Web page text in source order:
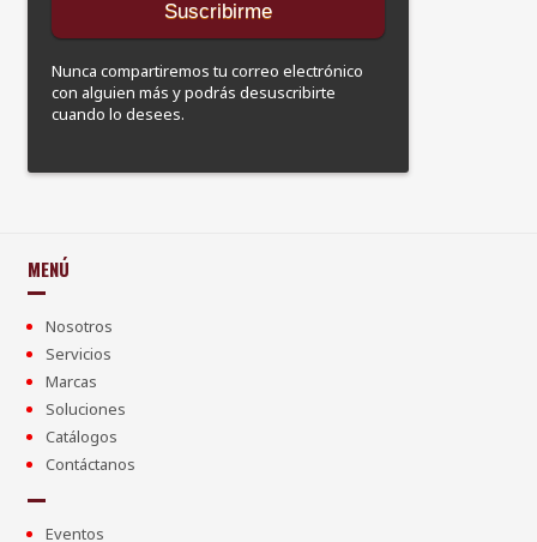
Nunca compartiremos tu correo electrónico
con alguien más y podrás desuscribirte
cuando lo desees.
MENÚ
Nosotros
Servicios
Marcas
Soluciones
Catálogos
Contáctanos
Eventos